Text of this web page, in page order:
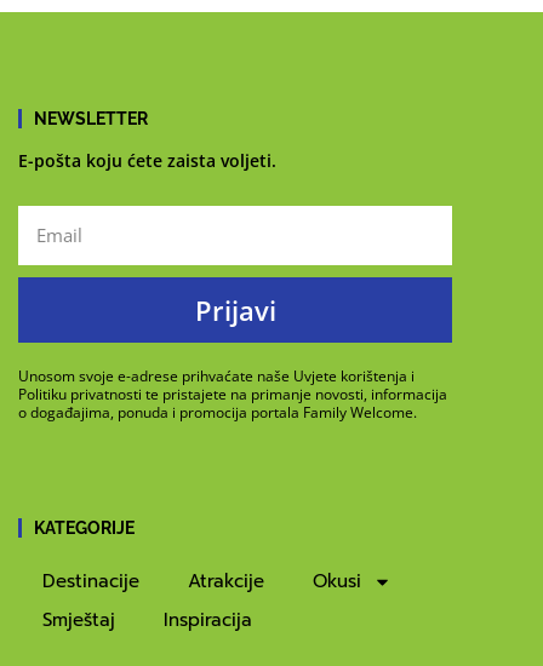
NEWSLETTER
E-pošta koju ćete zaista voljeti.
Prijavi
Unosom svoje e-adrese prihvaćate naše Uvjete korištenja i
Politiku privatnosti te pristajete na primanje novosti, informacija
o događajima, ponuda i promocija portala Family Welcome.
KATEGORIJE
Destinacije Atrakcije
Okusi
Smještaj
Inspiracija